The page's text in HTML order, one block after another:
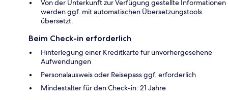
Von der Unterkunft zur Verfügung gestellte Informationen
werden ggf. mit automatischen Übersetzungstools
übersetzt.
Beim Check-in erforderlich
Hinterlegung einer Kreditkarte für unvorhergesehene
Aufwendungen
Personalausweis oder Reisepass ggf. erforderlich
Mindestalter für den Check-in: 21 Jahre